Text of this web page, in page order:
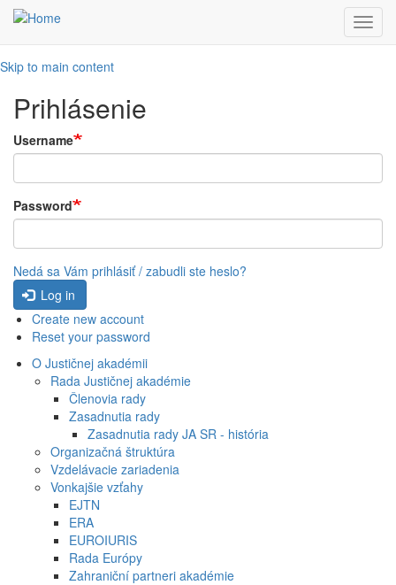
Skip to main content
Prihlásenie
Username
Password
Nedá sa Vám prihlásiť / zabudli ste heslo?
Log in
Create new account
Reset your password
O Justičnej akadémii
Rada Justičnej akadémie
Členovia rady
Zasadnutia rady
Zasadnutia rady JA SR - história
Organizačná štruktúra
Vzdelávacie zariadenia
Vonkajšie vzťahy
EJTN
ERA
EUROIURIS
Rada Európy
Zahraniční partneri akadémie